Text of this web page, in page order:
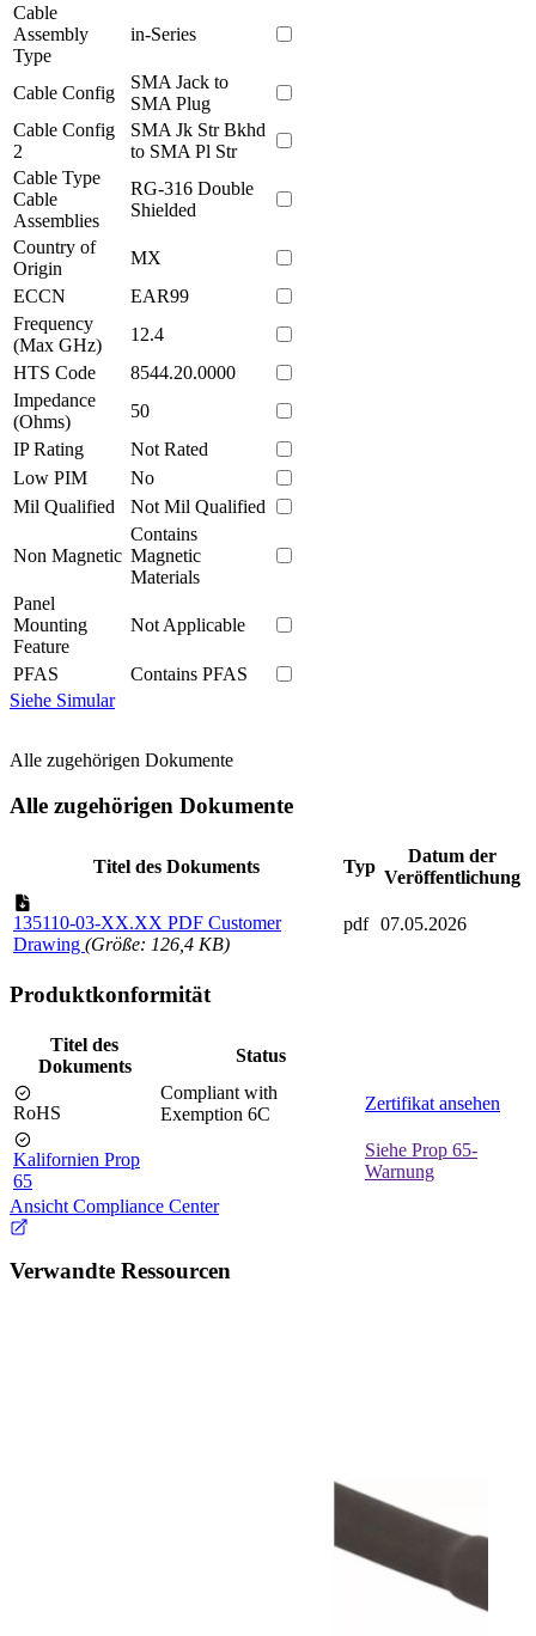
Cable
Assembly
Type
in-Series
Cable Config
SMA Jack to
SMA Plug
Cable Config
2
SMA Jk Str Bkhd
to SMA Pl Str
Cable Type
Cable
Assemblies
RG-316 Double
Shielded
Country of
Origin
MX
ECCN
EAR99
Frequency
(Max GHz)
12.4
HTS Code
8544.20.0000
Impedance
(Ohms)
50
IP Rating
Not Rated
Low PIM
No
Mil Qualified
Not Mil Qualified
Non Magnetic
Contains
Magnetic
Materials
Panel
Mounting
Feature
Not Applicable
PFAS
Contains PFAS
Siehe Simular
Alle zugehörigen Dokumente
Alle zugehörigen Dokumente
Titel des Dokuments Typ
Datum der
Veröffentlichung
135110-03-XX.XX PDF Customer
Drawing (Größe: 126,4 KB)
pdf 07.05.2026
Produktkonformität
Titel des
Dokuments
Status
RoHS
Compliant with
Exemption 6C
Zertifikat ansehen
Kalifornien Prop
65
Siehe Prop 65-
Warnung
Ansicht Compliance Center
Verwandte Ressourcen